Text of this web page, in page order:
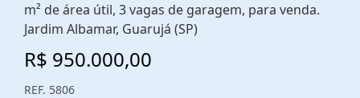
m² de área útil, 3 vagas de garagem, para venda.
Jardim Albamar, Guarujá (SP)
R$ 950.000,00
REF. 5806